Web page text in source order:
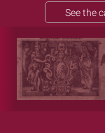
See the